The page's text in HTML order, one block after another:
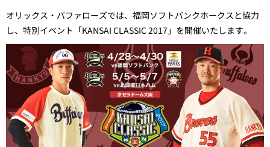
オリックス・バファローズでは、福岡ソフトバンクホークスと協力
し、特別イベント「KANSAI CLASSIC 2017」を開催いたします。